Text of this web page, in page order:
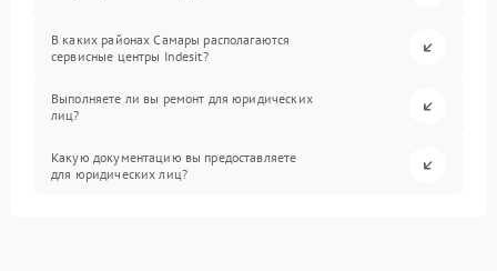
В каких районах Самары располагаются
сервисные центры Indesit?
Выполняете ли вы ремонт для юридических
лиц?
Какую документацию вы предоставляете
для юридических лиц?